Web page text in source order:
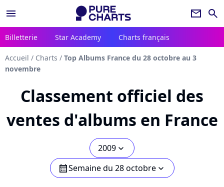
menu newsletter search
Billetterie Star Academy Charts français
Accueil / Charts / Top Albums France du 28 octobre au 3
novembre
Classement officiel des
ventes d'albums en France
2009 chevron_bot
calendarSemaine du 28 octobrechevron_bot